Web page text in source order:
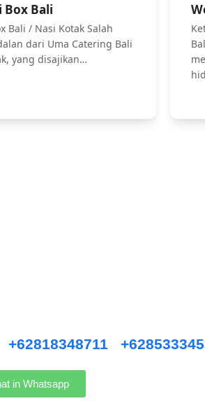
Box Bali
Bali / Nasi Kotak Salah
dari Uma Catering Bali
yang disajikan…
+62818348711
in Whatsapp